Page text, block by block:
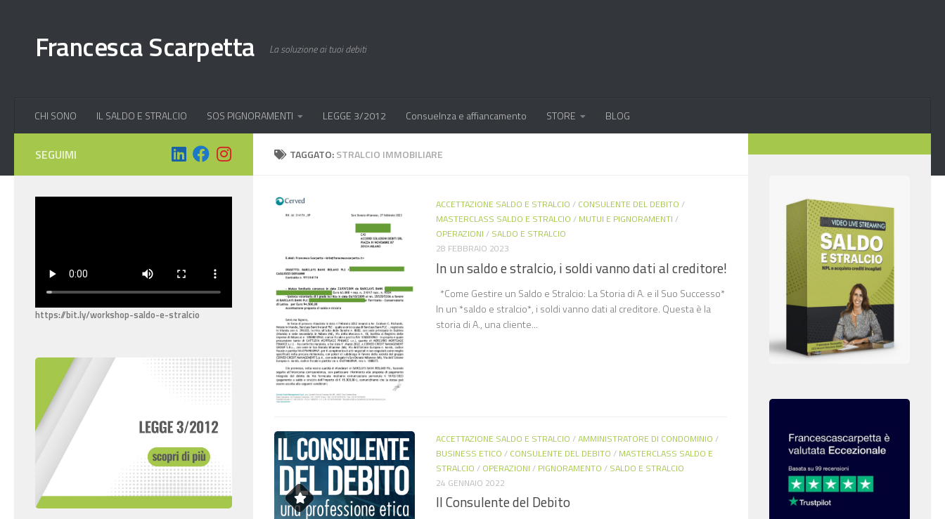
Francesca Scarpetta La soluzione ai tuoi debiti
CHI SONO IL SALDO E STRALCIO SOS PIGNORAMENTI LEGGE 3/2012 Consuelnza e affiancamento STORE BLOG
TAGGATO:STRALCIO IMMOBILIARE
ACCETTAZIONE SALDO E STRALCIO / CONSULENTE DEL DEBITO /
MASTERCLASS SALDO E STRALCIO / MUTUI E PIGNORAMENTI /
OPERAZIONI / SALDO E STRALCIO
28 FEBBRAIO 2023
In un saldo e stralcio, i soldi vanno dati al creditore!
*Come Gestire un Saldo e Stralcio: La Storia di A. e il Suo Successo*
In un *saldo e stralcio*, i soldi vanno dati al creditore. Questa è la
storia di A., una cliente...
ACCETTAZIONE SALDO E STRALCIO /AMMINISTRATORE DI CONDOMINIO /
BUSINESS ETICO / CONSULENTE DEL DEBITO / MASTERCLASS SALDO E
STRALCIO / OPERAZIONI / PIGNORAMENTO / SALDO E STRALCIO
24 GENNAIO 2022
Il Consulente del Debito
SEGUIMI
https://bit.ly/workshop-saldo-e-stralcio